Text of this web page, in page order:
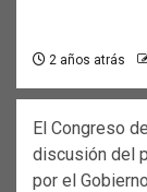
2 años atrás
El Congreso
discusión del
por el